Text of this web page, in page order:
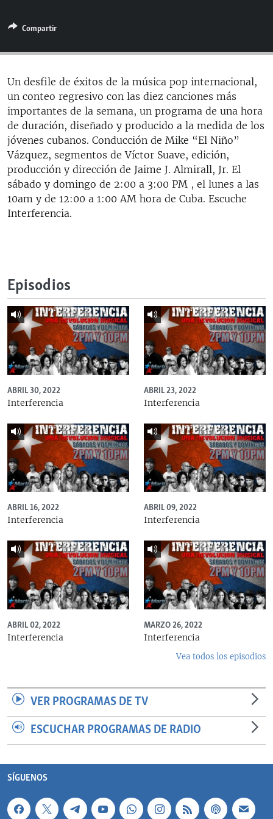
ESPECIALES
ESPECIALES
LA REALIDAD DE LA VIVIENDA EN CUBA
SER VIEJO EN CUBA
KENTU-CUBANO
LOS SANTOS DE HIALEAH
DESINFORMACIÓN RUSA EN AMÉRICA LATINA
LA INVASIÓN DE RUSIA A UCRANIA
MULTIMEDIA
EDITORIALES
SÍGUENOS
Compartir
Un desfile de éxitos de la música pop internacional,
un conteo regresivo con las diez canciones más
importantes de la semana, un programa de una hora
de duración, diseñado y producido a la medida de los
jóvenes cubanos. Conducción de Mike “El Niño”
Vázquez, segmentos de Víctor Suave, edición,
producción y dirección de Jaime J. Almirall, Jr. El
sábado y domingo de 2:00 a 3:00 PM , el lunes a las
10am y de 12:00 a 1:00 AM hora de Cuba. Escuche
Interferencia.
Episodios
ABRIL 30, 2022
Interferencia
ABRIL 23, 2022
Interferencia
ABRIL 16, 2022
Interferencia
ABRIL 09, 2022
Interferencia
ABRIL 02, 2022
Interferencia
MARZO 26, 2022
Interferencia
Vea todos los episodios
VER PROGRAMAS DE TV
ESCUCHAR PROGRAMAS DE RADIO
SÍGUENOS